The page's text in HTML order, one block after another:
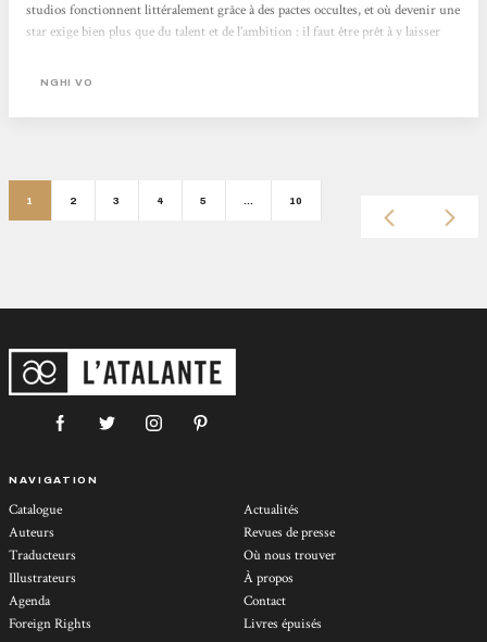
studios fonctionnent littéralement grâce à des pactes occultes, et où devenir une
star exige bien plus que du talent et de l’ambition : il faut être prêt à y laisser
d’origine sino-américaine qui refuse de...
NGHI VO
1 2 3 4 5 10
NAVIGATION
Catalogue
Auteurs
Traducteurs
Illustrateurs
Agenda
Foreign Rights
Actualités
Revues de presse
Où nous trouver
À propos
Contact
Livres épuisés